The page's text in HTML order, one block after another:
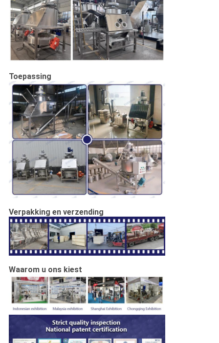
Toepassing
Verpakking en verzending
Waarom u ons kiest